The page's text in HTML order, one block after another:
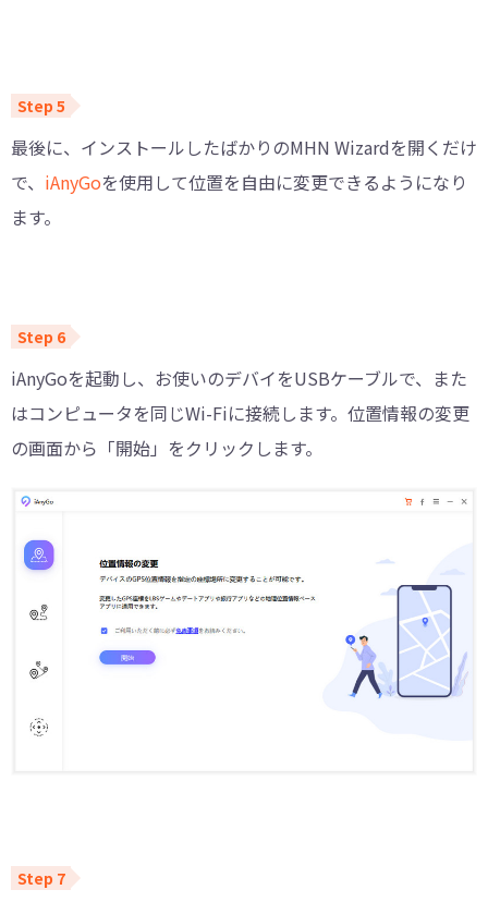
最後に、インストールしたばかりのMHN Wizardを開くだけ
で、 iAnyGoを使用して位置を自由に変更できるようになり
ます。
iAnyGoを起動し、お使いのデバイをUSBケーブルで、また
はコンピュータを同じWi-Fiに接続します。位置情報の変更
の画面から「開始」をクリックします。